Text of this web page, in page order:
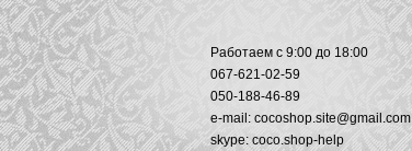
Работаем с 9:00 до 18:00
067-621-02-59
050-188-46-89
e-mail: cocoshop.site@gmail.com
skype: coco.shop-help